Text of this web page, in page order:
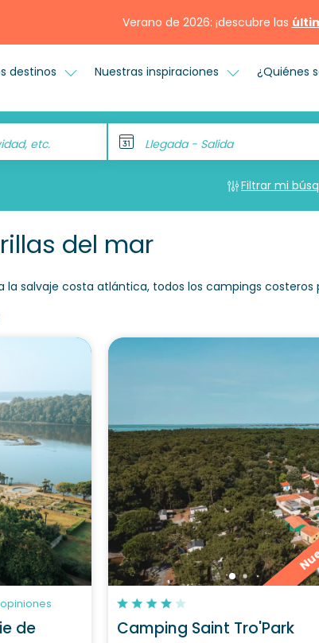
Verano de 2026: ¡descubre las
destinos Nuestras inspiraciones ¿Quiénes
etc. Llegada - Salida
Filtrar mi
del mar
la salvaje costa atlántica, todos los campings
de
Camping Saint Tro'Park